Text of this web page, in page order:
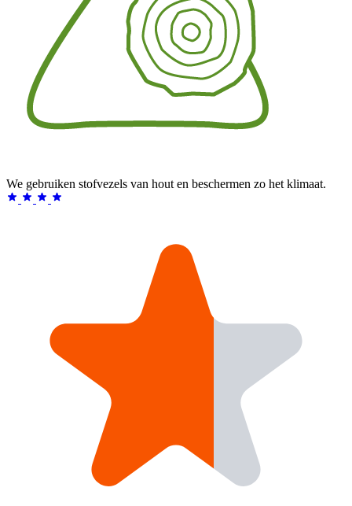
We gebruiken stofvezels van hout en beschermen zo het klimaat.